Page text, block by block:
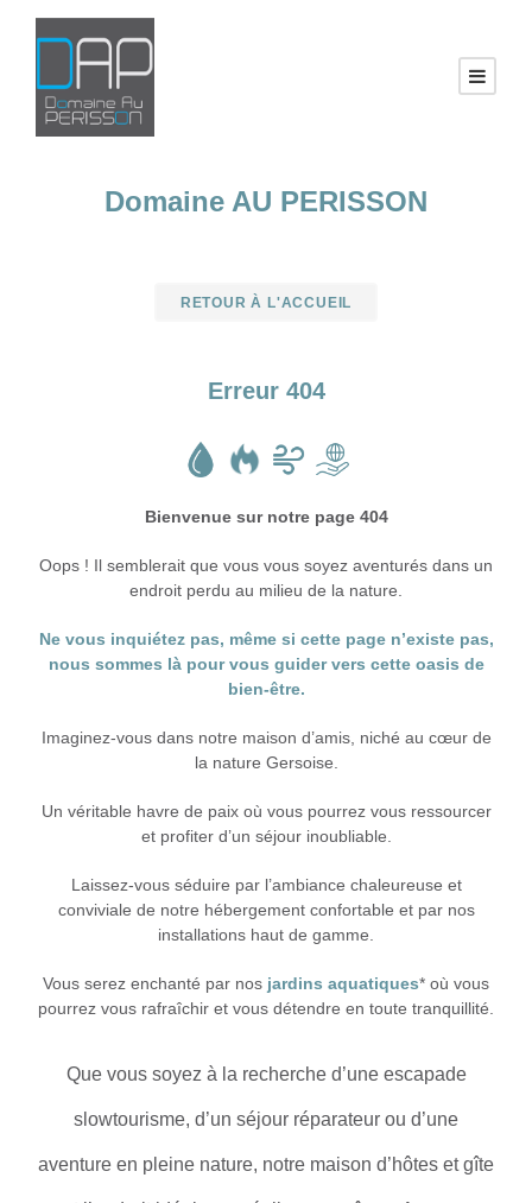
Domaine AU PERISSON
RETOUR À L'ACCUEIL
Erreur 404
Bienvenue sur notre page 404
Oops ! Il semblerait que vous vous soyez aventurés dans un
endroit perdu au milieu de la nature.
Ne vous inquiétez pas, même si cette page n’existe pas,
nous sommes là pour vous guider vers cette oasis de
bien-être.
Imaginez-vous dans notre maison d’amis, niché au cœur de
la nature Gersoise.
Un véritable havre de paix où vous pourrez vous ressourcer
et profiter d’un séjour inoubliable.
Laissez-vous séduire par l’ambiance chaleureuse et
conviviale de notre hébergement confortable et par nos
installations haut de gamme.
Vous serez enchanté par nos jardins aquatiques* où vous
pourrez vous rafraîchir et vous détendre en toute tranquillité.
Que vous soyez à la recherche d’une escapade
slowtourisme, d’un séjour réparateur ou d’une
aventure en pleine nature, notre maison d’hôtes et gîte